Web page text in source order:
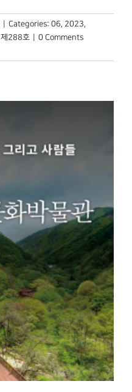
Categories: 06, 2023,
제288호
0 Comments